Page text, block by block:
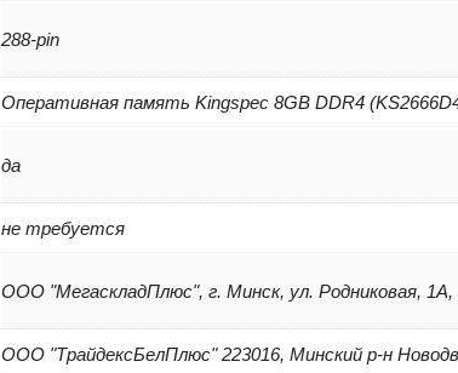
288-pin
Оперативная память Kingspec 8GB DDR4
да
не требуется
ООО "МегаскладПлюс", г. Минск, ул. Родниковая,
ООО "ТрайдексБелПлюс" 223016, Минский р-н